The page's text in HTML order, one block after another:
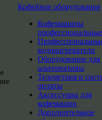
Кофейное оборудование
Кофемашины
профессиональные
водонагреватели
Оборудование для
альтернативы
Телеметрия и
оплаты
Аксессуары для
кофемашин
Дополнительное